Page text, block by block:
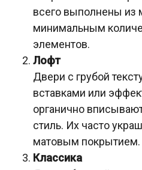
всего выполнены из
минимальным
элементов.
Лофт
Двери с грубой
вставками или
органично
стиль. Их часто
матовым покрытием.
Классика